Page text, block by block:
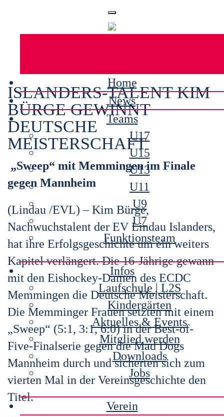
Home
News
Teams
U17
U15
U13
U11
U9
U7
Funktionsteam
Infos
Laufschule | L2S
Kindergärten
Aktuelles & Events
Mitglied werden
Downloads
Jobs
Verein
ISLANDERS-TALENT KIM
BÜRGE GEWINNT
DEUTSCHE
MEISTERSCHAFT
„Sweep“ mit Memmingen im Finale
gegen Mannheim
(Lindau /EVL) – Kim Bürge,
Nachwuchstalent der EV Lindau Islanders,
hat ihre Erfolgsgeschichte um ein weiters
Kapitel verlängert. Die 16-Jährige gewann
mit den Eishockey-Damen des ECDC
Memmingen die Deutsche Meisterschaft.
Die Memminger Frauen setzten mit einem
„Sweep“ (5:1, 3:1, 6:0) in der Best-of-
Five-Finalserie gegen die Mad Dogs
Mannheim durch und sicherten sich zum
vierten Mal in der Vereinsgeschichte den
Titel.